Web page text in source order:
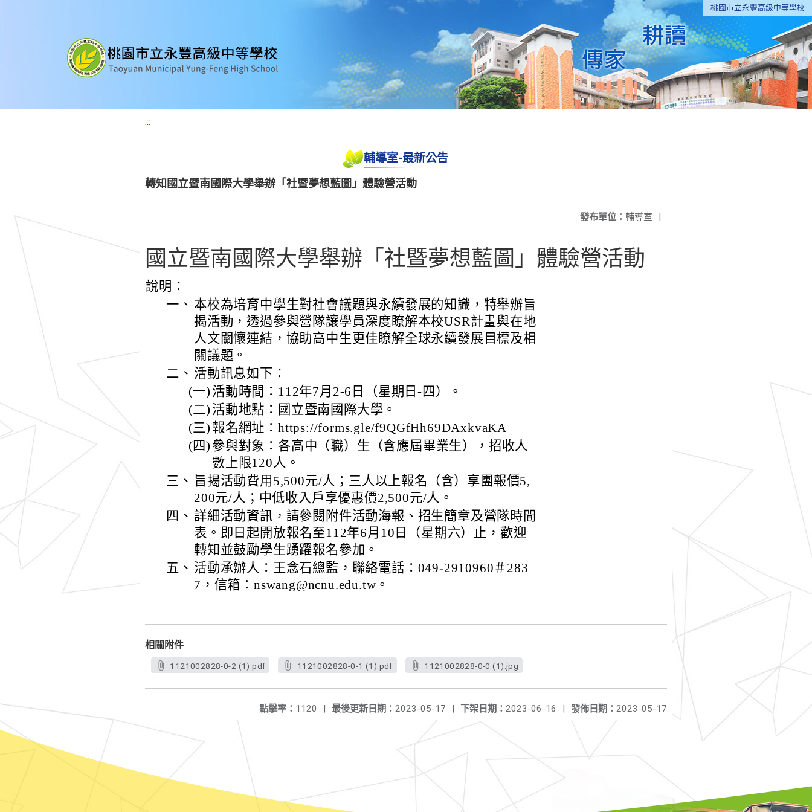
桃園市立永豐高級中等學校
:::
輔導室-最新公告
轉知國立暨南國際大學舉辦「社暨夢想藍圖」體驗營活動
發布單位： 輔導室 |
國立暨南國際大學舉辦「社暨夢想藍圖」體驗營活動
說明：
一、 本校為培育中學生對社會議題與永續發展的知識，特舉辦旨
揭活動，透過參與營隊讓學員深度瞭解本校USR計畫與在地
人文關懷連結，協助高中生更佳瞭解全球永續發展目標及相
關議題。
二、 活動訊息如下：
(一) 活動時間：112年7月2-6日（星期日-四）。
(二) 活動地點：國立暨南國際大學。
(三) 報名網址：https://forms.gle/f9QGfHh69DAxkvaKA
(四) 參與對象：各高中（職）生（含應屆畢業生），招收人
數上限120人。
三、 旨揭活動費用5,500元/人；三人以上報名（含）享團報價5,
200元/人；中低收入戶享優惠價2,500元/人。
四、 詳細活動資訊，請參閱附件活動海報、招生簡章及營隊時間
表。即日起開放報名至112年6月10日（星期六）止，歡迎
轉知並鼓勵學生踴躍報名參加。
五、 活動承辦人：王念石總監，聯絡電話：049-2910960＃283
7，信箱：nswang@ncnu.edu.tw。
相關附件
1121002828-0-2 (1).pdf 1121002828-0-1 (1).pdf 1121002828-0-0 (1).jpg
發佈日期： 2023-05-17
下架日期： 2023-06-16 |
最後更新日期： 2023-05-17 |
點擊率： 1120 |